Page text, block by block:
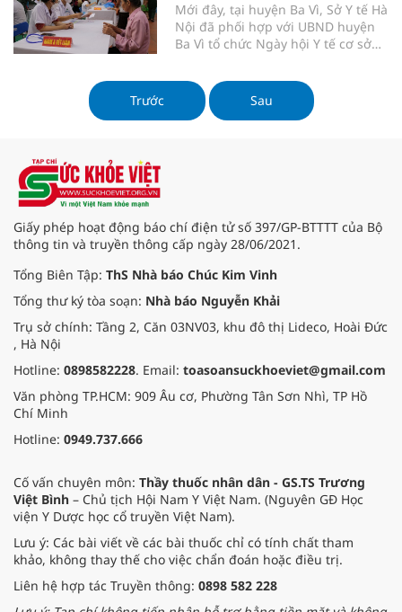
Mới đây, tại huyện Ba Vì, Sở Y tế Hà
Nội đã phối hợp với UBND huyện
Ba Vì tổ chức Ngày hội Y tế cơ sở
tháo đường, Tăng huyết áp.
Trước
Sau
Giấy phép hoạt động báo chí điện tử số 397/GP-BTTTT của Bộ
thông tin và truyền thông cấp ngày 28/06/2021.
Tổng Biên Tập: ThS Nhà báo Chúc Kim Vinh
Tổng thư ký tòa soạn: Nhà báo Nguyễn Khải
Trụ sở chính: Tầng 2, Căn 03NV03, khu đô thị Lideco, Hoài Đức
, Hà Nội
Hotline: 0898582228. Email: toasoansuckhoeviet@gmail.com
Văn phòng TP.HCM: 909 Âu cơ, Phường Tân Sơn Nhì, TP Hồ
Chí Minh
Hotline: 0949.737.666
Cố vấn chuyên môn: Thầy thuốc nhân dân - GS.TS Trương
Việt Bình – Chủ tịch Hội Nam Y Việt Nam. (Nguyên GĐ Học
viện Y Dược học cổ truyền Việt Nam).
Lưu ý: Các bài viết về các bài thuốc chỉ có tính chất tham
khảo, không thay thế cho việc chẩn đoán hoặc điều trị.
Liên hệ hợp tác Truyền thông: 0898 582 228